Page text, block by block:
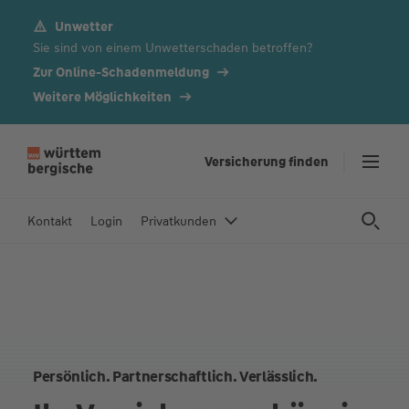
Unwetter
Sie sind von einem Unwetterschaden betroffen?
Zur Online-Schadenmeldung
Weitere Möglichkeiten
ri
Versicherung finden
Kontakt Login Privatkunden
Persönlich. Partnerschaftlich. Verlässlich.